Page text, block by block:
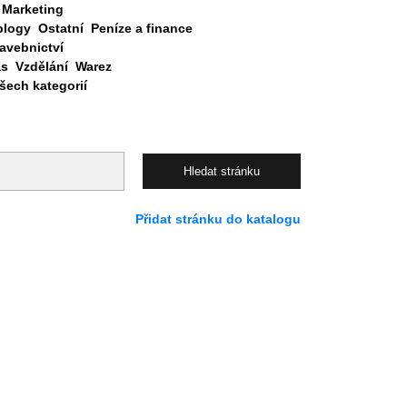
Marketing
Ostatní Peníze a finance
Vzdělání Warez
kategorií
Přidat stránku do katalogu